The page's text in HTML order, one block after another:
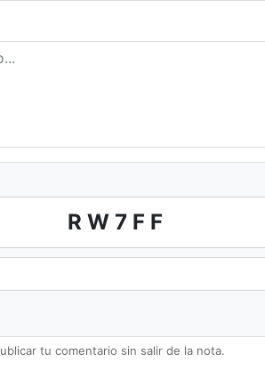
RW7FF
tu comentario sin salir de la nota.